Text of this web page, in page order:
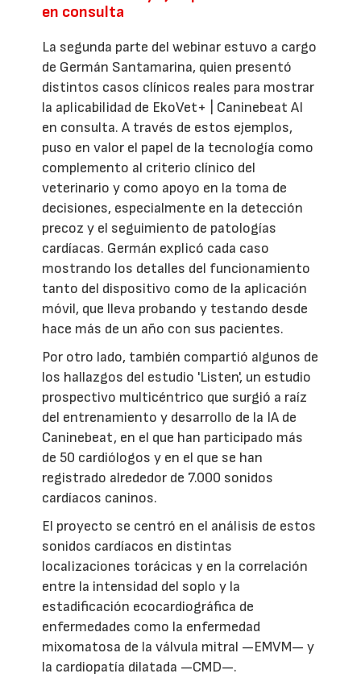
en consulta
La segunda parte del webinar estuvo a cargo
de Germán Santamarina, quien presentó
distintos casos clínicos reales para mostrar
la aplicabilidad de EkoVet+ | Caninebeat AI
en consulta. A través de estos ejemplos,
puso en valor el papel de la tecnología como
complemento al criterio clínico del
veterinario y como apoyo en la toma de
decisiones, especialmente en la detección
precoz y el seguimiento de patologías
cardíacas. Germán explicó cada caso
mostrando los detalles del funcionamiento
tanto del dispositivo como de la aplicación
móvil, que lleva probando y testando desde
hace más de un año con sus pacientes.
Por otro lado, también compartió algunos de
los hallazgos del estudio 'Listen', un estudio
prospectivo multicéntrico que surgió a raíz
del entrenamiento y desarrollo de la IA de
Caninebeat, en el que han participado más
de 50 cardiólogos y en el que se han
registrado alrededor de 7.000 sonidos
cardíacos caninos.
El proyecto se centró en el análisis de estos
sonidos cardíacos en distintas
localizaciones torácicas y en la correlación
entre la intensidad del soplo y la
estadificación ecocardiográfica de
enfermedades como la enfermedad
mixomatosa de la válvula mitral —EMVM— y
la cardiopatía dilatada —CMD—.